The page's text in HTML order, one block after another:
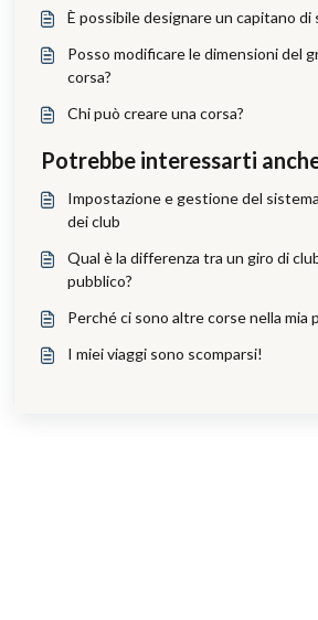
È possibile designare un capitano di
Posso modificare le dimensioni del
corsa?
Chi può creare una corsa?
Potrebbe interessarti
Impostazione e gestione del
dei club
Qual è la differenza tra un giro di
pubblico?
Perché ci sono altre corse nella mia
I miei viaggi sono scomparsi!